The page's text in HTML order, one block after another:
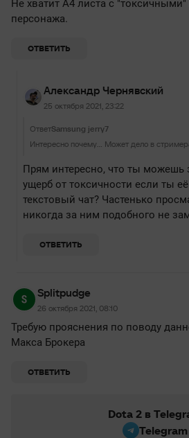
Не хватит А4 листа с
персонажа.
ОТВЕТИТЬ
Александр Чернявский
25 октября 2021, 23:22
ОтветSamsung jerry7
Прям интересно, что ты можешь
ущерб от токсичности если ты
текстовый чат? Частенько
никогда за ним подобного не
ОТВЕТИТЬ
Splitpudge
26 октября 2021, 08:10
Требую прояснения по поводу
Макса Брокера
ОТВЕТИТЬ
Dota 2 в
Telegram